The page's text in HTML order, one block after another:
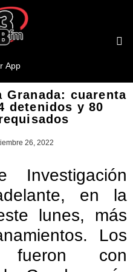
Granada: cuarenta
detenidos y 80
26, 2022
Investigación
en la
lunes, más
Los
fueron con